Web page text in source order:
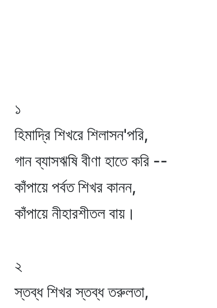
১
হিমাদ্রি শিখরে শিলাসন'পরি,
গান ব্যাসঋষি বীণা হাতে করি --
কাঁপায়ে পর্বত শিখর কানন,
কাঁপায়ে নীহারশীতল বায়।
২
স্তব্ধ শিখর স্তব্ধ তরুলতা,